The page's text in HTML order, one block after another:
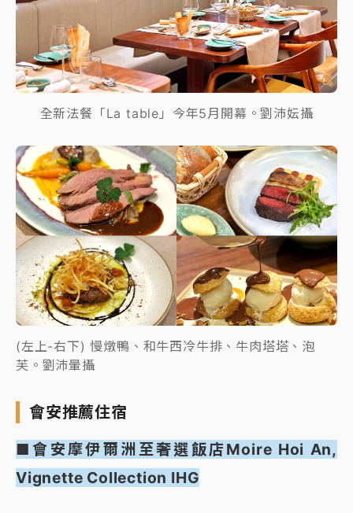
全新法餐「La table」今年5月開幕。劉沛妘攝
(左上-右下) 慢燉鴨、和牛西冷牛排、牛肉塔塔、泡
芙。劉沛暈攝
會安推薦住宿
■會安摩伊爾洲至奢選飯店Moire Hoi An,
Vignette Collection IHG